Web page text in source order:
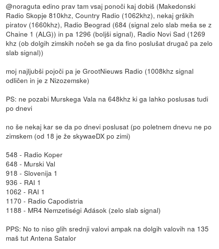
@noraguta edino prav tam vsaj ponoči kaj dobiš (Makedonski
Radio Skopje 810khz, Country Radio (1062khz), nekaj grških
piratov (1660khz), Radio Beograd (684 (signal zelo slab meša se z
Chaine 1 (ALG)) in pa 1296 (boljši signal), Radio Novi Sad (1269
khz (ob dolgih zimskih nočeh se ga da fino poslušat drugač pa zelo
slab signal))
moj najljubši pojoči pa je GrootNieuws Radio (1008khz signal
odličen in je z Nizozemske)
PS: ne pozabi Murskega Vala na 648khz ki ga lahko poslusas tudi
po dnevi
no še nekaj kar se da po dnevi poslusat (po poletnem dnevu ne po
zimskem (od 18 je že skywaeDX po zimi)
548 - Radio Koper
648 - Murski Val
918 - Slovenija 1
936 - RAI 1
1062 - RAI 1
1170 - Radio Capodistria
1188 - MR4 Nemzetiségi Adások (zelo slab signal)
PPS: No to niso glih srednji valovi ampak na dolgih valovih na 135
maš tut Antena Satalor